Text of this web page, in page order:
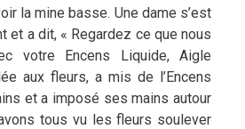
la mine basse. Une dame s’est
et a dit, « Regardez ce que nous
votre Encens Liquide, Aigle
aux fleurs, a mis de l’Encens
et a imposé ses mains autour
tous vu les fleurs soulever